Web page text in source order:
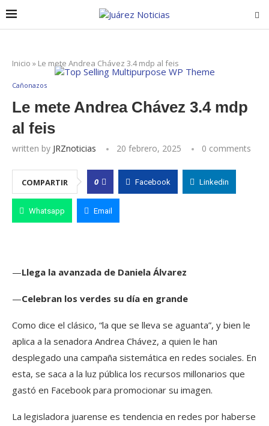
Inicio » Le mete Andrea Chávez 3.4 mdp al feis
Cañonazos
Le mete Andrea Chávez 3.4 mdp
al feis
written by JRZnoticias 20 febrero, 2025 0 comments
COMPARTIR 0 Facebook Linkedin
Whatsapp Email
—Llega la avanzada de Daniela Álvarez
—Celebran los verdes su día en grande
Como dice el clásico, “la que se lleva se aguanta”, y bien le
aplica a la senadora Andrea Chávez, a quien le han
desplegado una campaña sistemática en redes sociales. En
esta, se saca a la luz pública los recursos millonarios que
gastó en Facebook para promocionar su imagen.
La legisladora juarense es tendencia en redes por haberse